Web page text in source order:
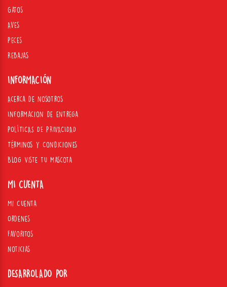
Gatos
Aves
Peces
Rebajas
INFORMACIÓN
Acerca de nosotros
Informacion de entrega
POLÍTICAS DE PRIVACIDAD
Términos y Condiciones
Blog Viste tu mascota
MI CUENTA
Mi Cuenta
Ordenes
Favoritos
Noticias
DESARROLADO POR